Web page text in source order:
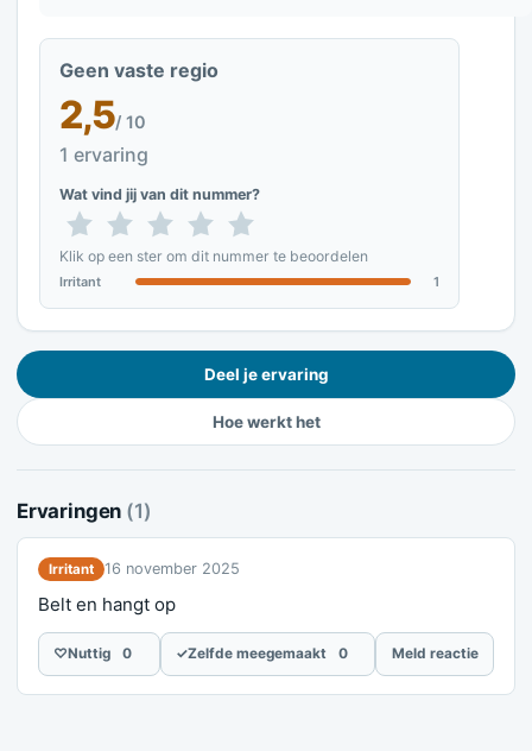
Geen vaste regio
2,5/ 10
1 ervaring
Wat vind jij van dit nummer?
Klik op een ster om dit nummer te beoordelen
Irritant 1
Deel je ervaring
Hoe werkt het
Ervaringen (1)
Irritant 16 november 2025
Belt en hangt op
♡Nuttig 0 ✓Zelfde meegemaakt 0 Meld reactie